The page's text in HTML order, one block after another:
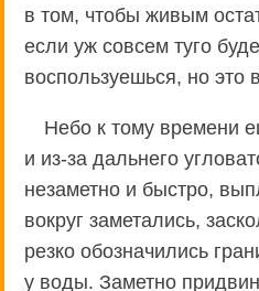
в том, чтобы живым
если уж совсем туго
воспользуешься, но
Небо к тому времени
и из-за дальнего
незаметно и быстро,
вокруг заметались,
резко обозначились
у воды. Заметно